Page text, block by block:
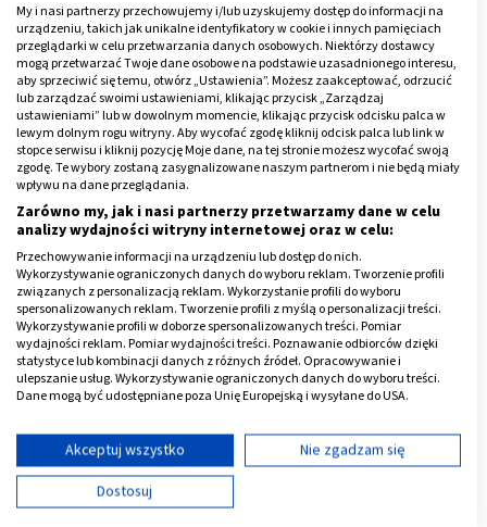
wspiera prawidłową pracę mięśni,
poprawia funkcjonowanie układu nerwowego,
redukuje uczucie zmęczenia i znużenia,
zwiększa zdolności poznawcze (pamięć,
koncentracja, uczenie się).
My i nasi partnerzy przechowujemy i/lub uzyskujemy dostęp do informacji na
urządzeniu, takich jak unikalne identyfikatory w cookie i innych pamięciach
przeglądarki w celu przetwarzania danych osobowych. Niektórzy dostawcy
mogą przetwarzać Twoje dane osobowe na podstawie uzasadnionego interesu,
aby sprzeciwić się temu, otwórz „Ustawienia”. Możesz zaakceptować, odrzucić
lub zarządzać swoimi ustawieniami, klikając przycisk „Zarządzaj
ustawieniami” lub w dowolnym momencie, klikając przycisk odcisku palca w
lewym dolnym rogu witryny. Aby wycofać zgodę kliknij odcisk palca lub link w
stopce serwisu i kliknij pozycję Moje dane, na tej stronie możesz wycofać swoją
zgodę. Te wybory zostaną zasygnalizowane naszym partnerom i nie będą miały
wpływu na dane przeglądania.
Zarówno my, jak i nasi partnerzy przetwarzamy dane w celu
analizy wydajności witryny internetowej oraz w celu:
Przechowywanie informacji na urządzeniu lub dostęp do nich.
Wykorzystywanie ograniczonych danych do wyboru reklam. Tworzenie profili
związanych z personalizacją reklam. Wykorzystanie profili do wyboru
spersonalizowanych reklam. Tworzenie profili z myślą o personalizacji treści.
Wykorzystywanie profili w doborze spersonalizowanych treści. Pomiar
wydajności reklam. Pomiar wydajności treści. Poznawanie odbiorców dzięki
statystyce lub kombinacji danych z różnych źródeł. Opracowywanie i
ulepszanie usług. Wykorzystywanie ograniczonych danych do wyboru treści.
Dane mogą być udostępniane poza Unię Europejską i wysyłane do USA.
Wyświetl listę partnerów (11 dostawców IAB)
Używamy Twoich danych w następujących celach:
Cele przetwarzania IAB:
Akceptuj wszystko
Nie zgadzam się
Dostosuj